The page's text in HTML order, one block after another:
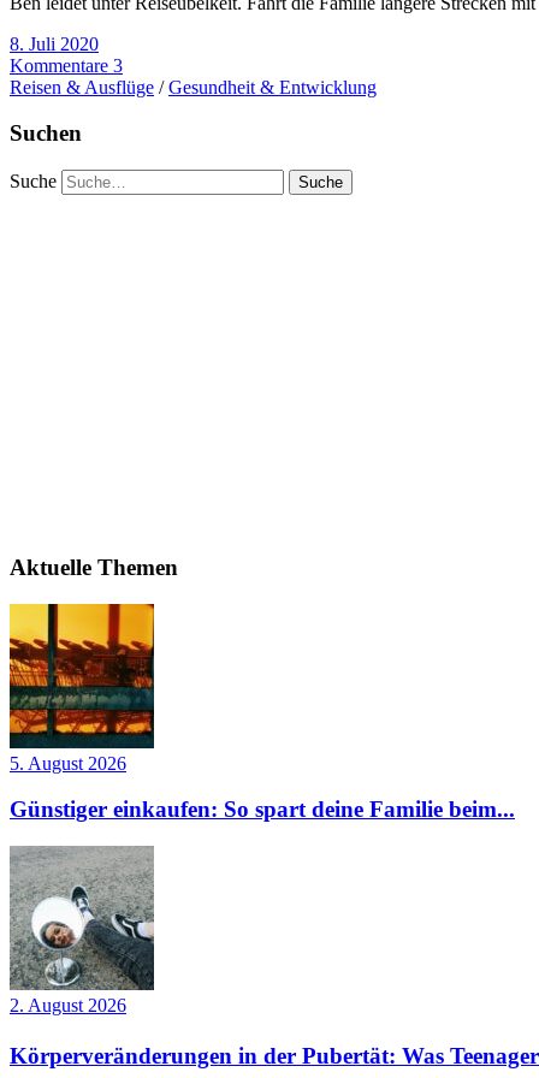
8. Juli 2020
Kommentare 3
Reisen & Ausflüge /Gesundheit & Entwicklung
Suchen
Suche
Aktuelle Themen
5. August 2026
Günstiger einkaufen: So spart deine Familie beim...
2. August 2026
Körperveränderungen in der Pubertät: Was